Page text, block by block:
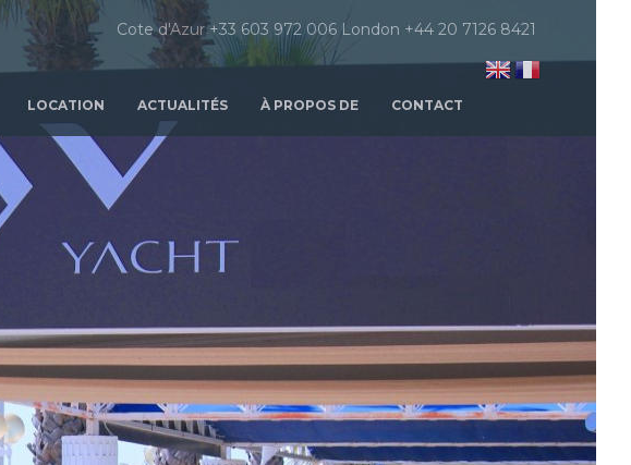
Cote d'Azur +33 603 972 006 London +44 20 7126 8421
LOCATION ACTUALITÉS À PROPOS DE CONTACT